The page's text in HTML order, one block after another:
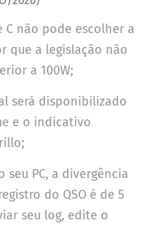
C não pode escolher a
que a legislação não
a 100W;
será disponibilizado
e o indicativo
seu PC, a divergência
do QSO é de 5
seu log, edite o